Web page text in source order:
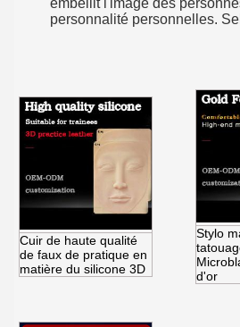
embellit l'image des
personnalité personnelles.
Cuir de haute qualité
de faux de pratique en
matière du silicone 3D
Stylo
d'or